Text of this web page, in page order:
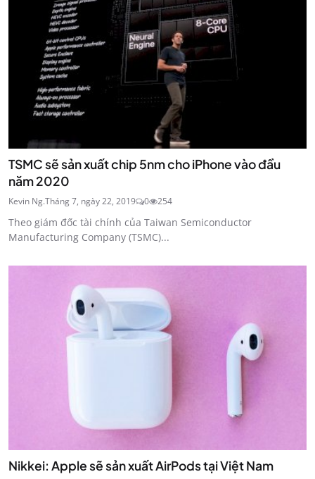
TSMC sẽ sản xuất chip 5nm cho iPhone vào đầu
năm 2020
Kevin Ng.Tháng 7, ngày 22, 2019 0 254
Theo giám đốc tài chính của Taiwan Semiconductor
Manufacturing Company (TSMC)...
Nikkei: Apple sẽ sản xuất AirPods tại Việt Nam